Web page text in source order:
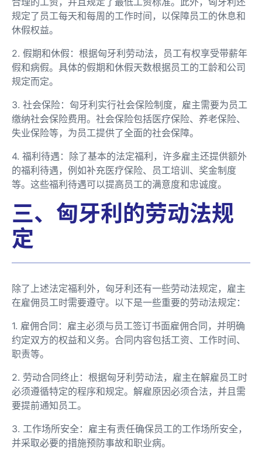
规定了员工每天和每周的工作时间，以保障员工的休息和
休假权益。
2. 假期和休假：根据匈牙利劳动法，员工有权享受带薪年
假和病假。具体的假期和休假天数根据员工的工龄和公司
规定而定。
3. 社会保险：匈牙利实行社会保险制度，雇主需要为员工
缴纳社会保险费用。社会保险包括医疗保险、养老保险、
失业保险等，为员工提供了全面的社会保障。
4. 福利待遇：除了基本的法定福利，许多雇主还提供额外
的福利待遇，例如补充医疗保险、员工培训、奖金制度
等。这些福利待遇可以提高员工的满意度和忠诚度。
三、匈牙利的劳动法规
定
除了上述法定福利外，匈牙利还有一些劳动法规定，雇主
在雇佣员工时需要遵守。以下是一些重要的劳动法规定：
1. 雇佣合同：雇主必须与员工签订书面雇佣合同，并明确
约定双方的权益和义务。合同内容包括工资、工作时间、
职责等。
2. 劳动合同终止：根据匈牙利劳动法，雇主在解雇员工时
必须遵循特定的程序和规定。解雇原因必须合法，并且需
要提前通知员工。
3. 工作场所安全：雇主有责任确保员工的工作场所安全，
并采取必要的措施预防事故和职业病。